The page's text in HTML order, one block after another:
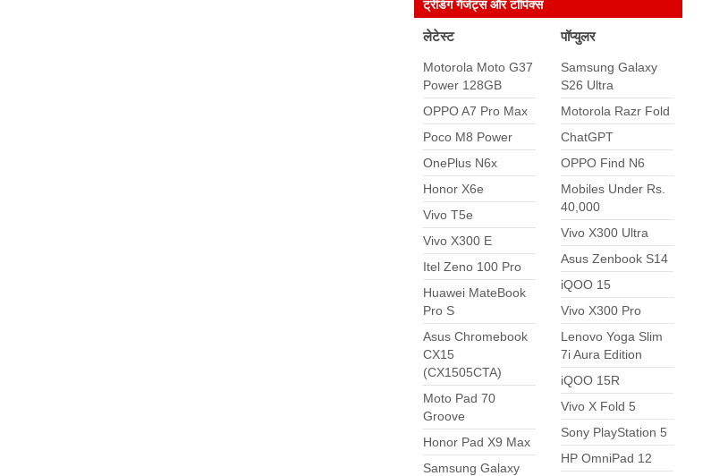
ट्रेंडिंग गैजेट्स और टॉपिक्स
लेटेस्ट
Motorola Moto G37
Power 128GB
OPPO A7 Pro Max
Poco M8 Power
OnePlus N6x
Honor X6e
Vivo T5e
Vivo X300 E
Itel Zeno 100 Pro
Huawei MateBook
Pro S
Asus Chromebook
CX15
(CX1505CTA)
Moto Pad 70
Groove
Honor Pad X9 Max
Samsung Galaxy
पॉप्युलर
Samsung Galaxy
S26 Ultra
Motorola Razr Fold
ChatGPT
OPPO Find N6
Mobiles Under Rs.
40,000
Vivo X300 Ultra
Asus Zenbook S14
iQOO 15
Vivo X300 Pro
Lenovo Yoga Slim
7i Aura Edition
iQOO 15R
Vivo X Fold 5
Sony PlayStation 5
HP OmniPad 12